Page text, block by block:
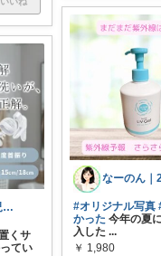
なーのん｜2児ワーママ＊育児/時短
くサ
てい
#オリジナル写真
かった 今年の夏
入した ...
￥ 1,980